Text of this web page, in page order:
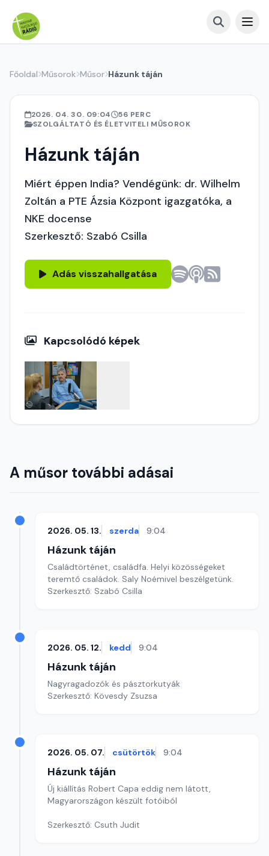
Főoldal Műsorok Műsor Házunk táján
2026. 04. 30. 09:04
56 PERC
SZOLGÁLTATÓ ÉS ÉLETVITELI MŰSOROK
Házunk táján
Miért éppen India? Vendégünk: dr. Wilhelm
Zoltán a PTE Ázsia Központ igazgatóka, a
NKE docense
Szerkesztő: Szabó Csilla
Adás visszahallgatása
Kapcsolódó képek
A műsor további adásai
2026. 05. 13. szerda 9:04
Házunk táján
Családtörténet, családfa. Helyi közösségeket
teremtő családok. Saly Noémivel beszélgetünk.
Szerkesztő: Szabó Csilla
2026. 05. 12. kedd 9:04
Házunk táján
Nagyragadozók és pásztorkutyák
Szerkesztő: Kövesdy Zsuzsa
2026. 05. 07. csütörtök 9:04
Házunk táján
Új kiállítás Robert Capa eddig nem látott,
Magyarországon készült fotóiból
Szerkesztő: Csuth Judit